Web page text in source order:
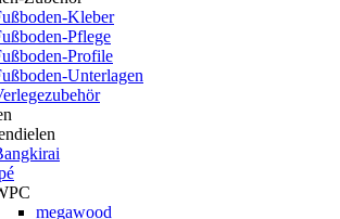
Kleber
Pflege
Profile
Unterlagen
megawood